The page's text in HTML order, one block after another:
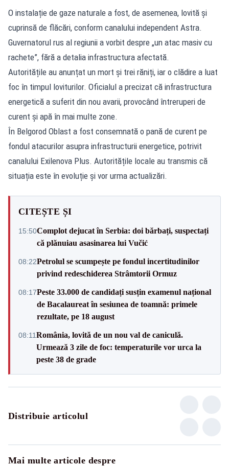
O instalație de gaze naturale a fost, de asemenea, lovită și
cuprinsă de flăcări, conform canalului independent Astra.
Guvernatorul rus al regiunii a vorbit despre „un atac masiv cu
rachete”, fără a detalia infrastructura afectată.
Autoritățile au anunțat un mort și trei răniți, iar o clădire a luat
foc în timpul loviturilor. Oficialul a precizat că infrastructura
energetică a suferit din nou avarii, provocând întreruperi de
curent și apă în mai multe zone.
În Belgorod Oblast a fost consemnată o pană de curent pe
fondul atacurilor asupra infrastructurii energetice, potrivit
canalului Exilenova Plus. Autoritățile locale au transmis că
situația este în evoluție și vor urma actualizări.
CITEȘTE ȘI
15:50Complot dejucat în Serbia: doi bărbați, suspectați
că plănuiau asasinarea lui Vučić
08:22Petrolul se scumpește pe fondul incertitudinilor
privind redeschiderea Strâmtorii Ormuz
08:17Peste 33.000 de candidați susțin examenul național
de Bacalaureat în sesiunea de toamnă: primele
rezultate, pe 18 august
08:11România, lovită de un nou val de caniculă.
Urmează 3 zile de foc: temperaturile vor urca la
peste 38 de grade
Distribuie articolul
Mai multe articole despre